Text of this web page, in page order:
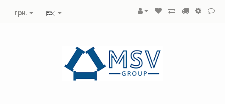
грн.